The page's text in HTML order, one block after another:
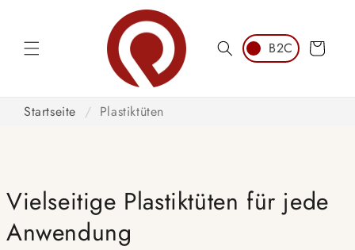
Warenkorb
Startseite / Plastiktüten
Vielseitige Plastiktüten für jede
Anwendung